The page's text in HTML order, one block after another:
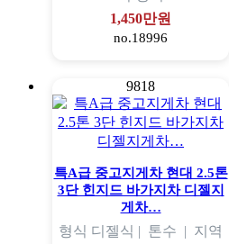
1,450만원
no.18996
9818
특A급 중고지게차 현대 2.5톤
3단 힌지드 바가지차 디젤지
게차…
형식 디젤식 | 톤수 | 지역